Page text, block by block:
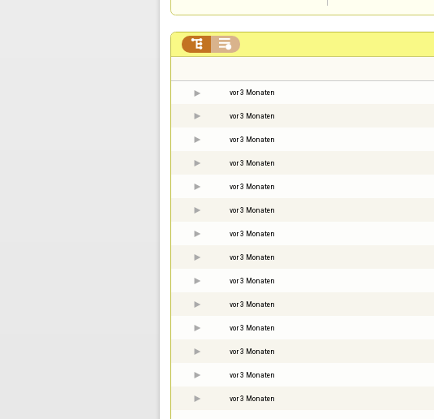
 
vor 3 Monaten
vor 3 Monaten
vor 3 Monaten
vor 3 Monaten
vor 3 Monaten
vor 3 Monaten
vor 3 Monaten
vor 3 Monaten
vor 3 Monaten
vor 3 Monaten
vor 3 Monaten
vor 3 Monaten
vor 3 Monaten
vor 3 Monaten